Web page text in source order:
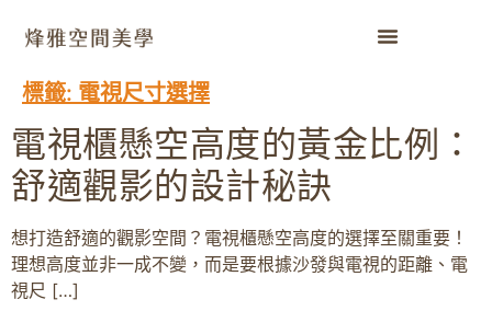
標籤: 電視尺寸選擇
電視櫃懸空高度的黃金比例：
舒適觀影的設計秘訣
想打造舒適的觀影空間？電視櫃懸空高度的選擇至關重要！
理想高度並非一成不變，而是要根據沙發與電視的距離、電
視尺 […]